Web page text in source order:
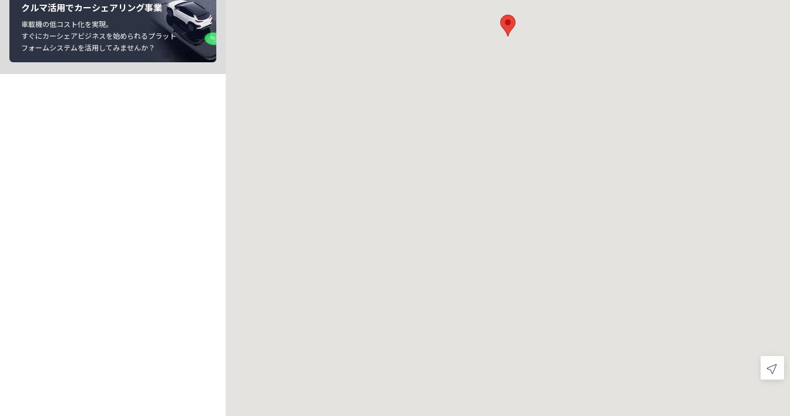
クルマ活用でカーシェアリング事業
車載機の低コスト化を実現。
すぐにカーシェアビジネスを始められるプラット
フォームシステムを活用してみませんか？